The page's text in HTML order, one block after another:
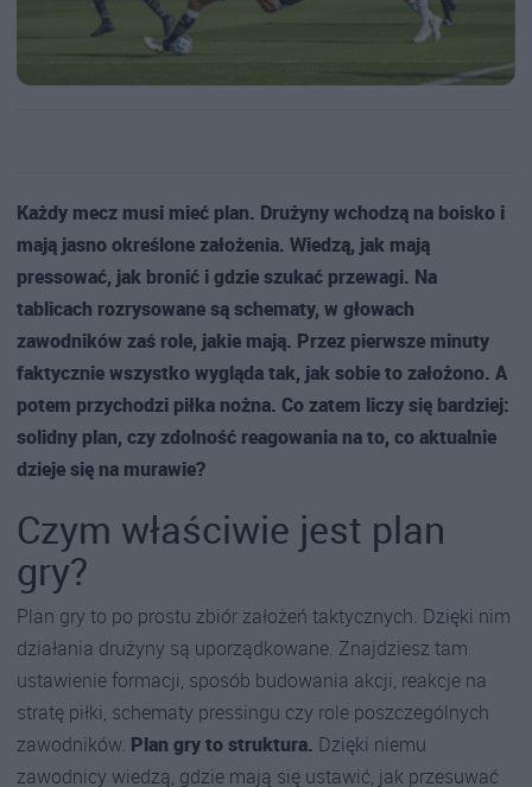
Każdy mecz musi mieć plan. Drużyny wchodzą na boisko i
mają jasno określone założenia. Wiedzą, jak mają
pressować, jak bronić i gdzie szukać przewagi. Na
tablicach rozrysowane są schematy, w głowach
zawodników zaś role, jakie mają. Przez pierwsze minuty
faktycznie wszystko wygląda tak, jak sobie to założono. A
potem przychodzi piłka nożna. Co zatem liczy się bardziej:
solidny plan, czy zdolność reagowania na to, co aktualnie
dzieje się na murawie?
Czym właściwie jest plan
gry?
Plan gry to po prostu zbiór założeń taktycznych. Dzięki nim
działania drużyny są uporządkowane. Znajdziesz tam
ustawienie formacji, sposób budowania akcji, reakcje na
stratę piłki, schematy pressingu czy role poszczególnych
zawodników. Plan gry to struktura. Dzięki niemu
zawodnicy wiedzą, gdzie mają się ustawić, jak przesuwać